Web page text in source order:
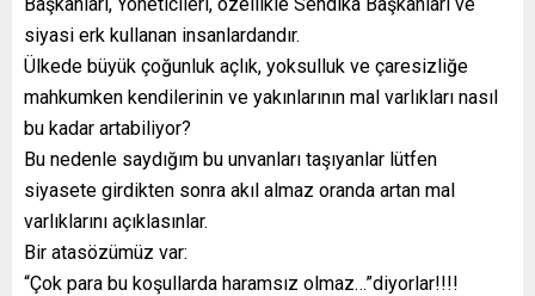
siyasi erk kullanan insanlardandır.
Ülkede büyük çoğunluk açlık, yoksulluk ve çaresizliğe
mahkumken kendilerinin ve yakınlarının mal varlıkları nasıl
bu kadar artabiliyor?
Bu nedenle saydığım bu unvanları taşıyanlar lütfen
siyasete girdikten sonra akıl almaz oranda artan mal
varlıklarını açıklasınlar.
Bir atasözümüz var:
“Çok para bu koşullarda haramsız olmaz…”diyorlar!!!!